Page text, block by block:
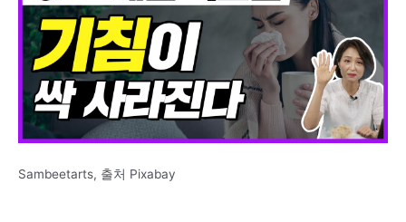
Sambeetarts, 출처 Pixabay